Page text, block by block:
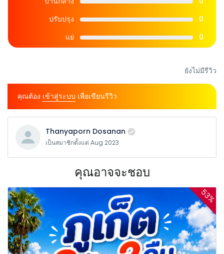
ปรับปรุง
0
แย่
0
ยังไม่มีรีวิว
คุณต้อง เข้าสู่ระบบ เพื่อเขียนรีวิว
Thanyaporn Dosanan
เป็นสมาชิกตั้งแต่ Aug 2023
คุณอาจจะชอบ
53%